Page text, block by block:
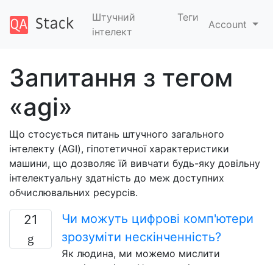
Штучний
інтелект
Теги
Account
Запитання з тегом
«agi»
Що стосується питань штучного загального
інтелекту (AGI), гіпотетичної характеристики
машини, що дозволяє їй вивчати будь-яку довільну
інтелектуальну здатність до меж доступних
обчислювальних ресурсів.
21
Чи можуть цифрові комп'ютери
зрозуміти нескінченність?
Як людина, ми можемо мислити